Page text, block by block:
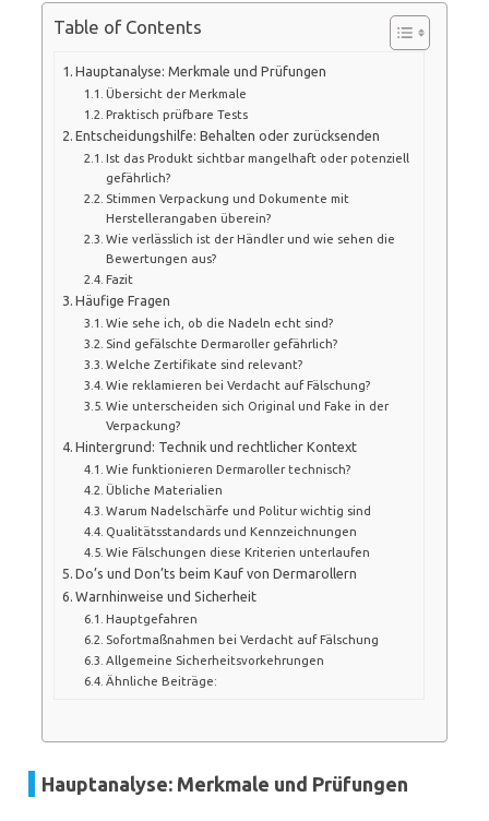
Table of Contents
Hauptanalyse: Merkmale und Prüfungen
Übersicht der Merkmale
Praktisch prüfbare Tests
Entscheidungshilfe: Behalten oder zurücksenden
Ist das Produkt sichtbar mangelhaft oder potenziell
gefährlich?
Stimmen Verpackung und Dokumente mit
Herstellerangaben überein?
Wie verlässlich ist der Händler und wie sehen die
Bewertungen aus?
Fazit
Häufige Fragen
Wie sehe ich, ob die Nadeln echt sind?
Sind gefälschte Dermaroller gefährlich?
Welche Zertifikate sind relevant?
Wie reklamieren bei Verdacht auf Fälschung?
Wie unterscheiden sich Original und Fake in der
Verpackung?
Hintergrund: Technik und rechtlicher Kontext
Wie funktionieren Dermaroller technisch?
Übliche Materialien
Warum Nadelschärfe und Politur wichtig sind
Qualitätsstandards und Kennzeichnungen
Wie Fälschungen diese Kriterien unterlaufen
Do’s und Don’ts beim Kauf von Dermarollern
Warnhinweise und Sicherheit
Hauptgefahren
Sofortmaßnahmen bei Verdacht auf Fälschung
Allgemeine Sicherheitsvorkehrungen
Ähnliche Beiträge:
Hauptanalyse: Merkmale und Prüfungen